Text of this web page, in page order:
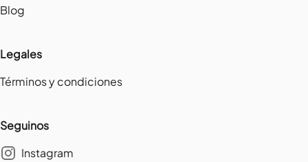
Blog
Legales
Términos y condiciones
Seguinos
Instagram